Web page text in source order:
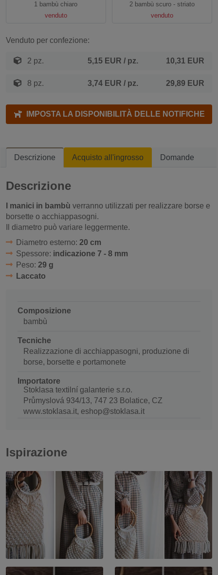
1 bambù chiaro
venduto
2 bambù scuro - striato
venduto
Venduto per confezione:
2 pz. 5,15 EUR / pz. 10,31 EUR
8 pz. 3,74 EUR / pz. 29,89 EUR
IMPOSTA LA DISPONIBILITÀ DELLE NOTIFICHE
Descrizione Acquisto all'ingrosso Domande
Descrizione
I manici in bambù verranno utilizzati per realizzare borse e
borsette o acchiappasogni.
Il diametro può variare leggermente.
Diametro esterno: 20 cm
Spessore: indicazione 7 - 8 mm
Peso: 29 g
Laccato
Composizione
bambù
Tecniche
Realizzazione di acchiappasogni, produzione di
borse, borsette e portamonete
Importatore
Stoklasa textilní galanterie s.r.o.
Průmyslová 934/13, 747 23 Bolatice, CZ
www.stoklasa.it, eshop@stoklasa.it
Ispirazione